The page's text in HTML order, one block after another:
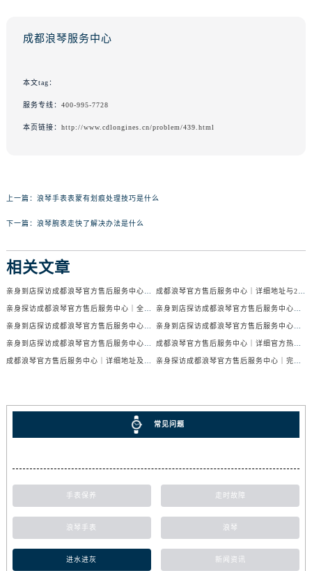
成都浪琴服务中心
本文tag：
服务专线： 400-995-7728
本页链接： http://www.cdlongines.cn/problem/439.html
上一篇： 浪琴手表表蒙有划痕处理技巧是什么
下一篇： 浪琴腕表走快了解决办法是什么
相关文章
常见问题
手表保养 走时故障
浪琴手表 浪琴
进水进灰 新闻资讯